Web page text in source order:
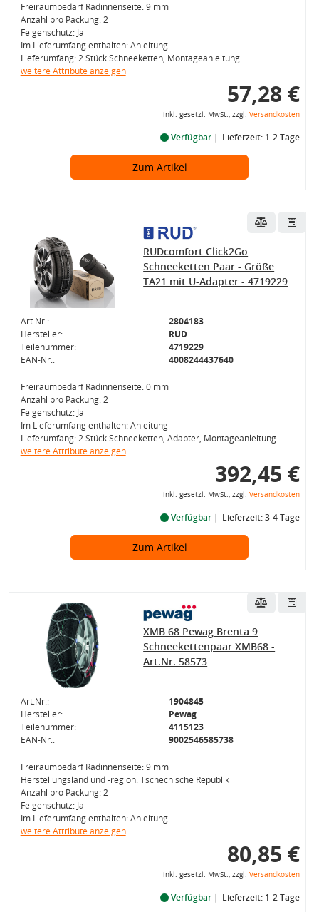
Freiraumbedarf Radinnenseite: 9 mm
Anzahl pro Packung: 2
Felgenschutz: Ja
Im Lieferumfang enthalten: Anleitung
Lieferumfang: 2 Stück Schneeketten, Montageanleitung
weitere Attribute anzeigen
57,28 €
inkl. gesetzl. MwSt., zzgl. Versandkosten
Verfügbar Lieferzeit: 1-2 Tage
Zum Artikel
RUDcomfort Click2Go
Schneeketten Paar - Größe
TA21 mit U-Adapter - 4719229
Art.Nr.:
2804183
Hersteller:
RUD
Teilenummer:
4719229
EAN-Nr.:
4008244437640
Freiraumbedarf Radinnenseite: 0 mm
Anzahl pro Packung: 2
Felgenschutz: Ja
Im Lieferumfang enthalten: Anleitung
Lieferumfang: 2 Stück Schneeketten, Adapter, Montageanleitung
weitere Attribute anzeigen
392,45 €
inkl. gesetzl. MwSt., zzgl. Versandkosten
Verfügbar Lieferzeit: 3-4 Tage
Zum Artikel
XMB 68 Pewag Brenta 9
Schneekettenpaar XMB68 -
Art.Nr. 58573
Art.Nr.:
1904845
Hersteller:
Pewag
Teilenummer:
4115123
EAN-Nr.:
9002546585738
Freiraumbedarf Radinnenseite: 9 mm
Herstellungsland und -region: Tschechische Republik
Anzahl pro Packung: 2
Felgenschutz: Ja
Im Lieferumfang enthalten: Anleitung
weitere Attribute anzeigen
80,85 €
inkl. gesetzl. MwSt., zzgl. Versandkosten
Verfügbar Lieferzeit: 1-2 Tage